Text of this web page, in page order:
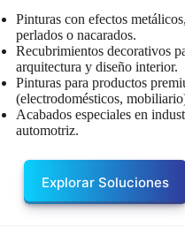
Pinturas con efectos metálicos,
perlados o nacarados.
Recubrimientos decorativos
arquitectura y diseño interior.
Pinturas para productos
(electrodomésticos,
Acabados especiales en
automotriz.
Explorar Soluciones